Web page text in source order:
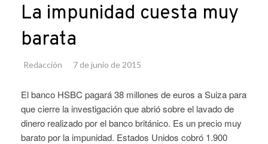
La impunidad cuesta muy
barata
Redacción 7 de junio de 2015
El banco HSBC pagará 38 millones de euros a Suiza para
que cierre la investigación que abrió sobre el lavado de
dinero realizado por el banco británico. Es un precio muy
barato por la impunidad. Estados Unidos cobró 1.900